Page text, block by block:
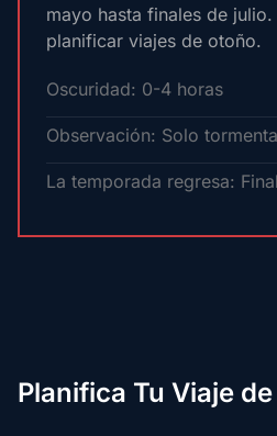
mayo hasta finales de
planificar viajes de otoño.
Oscuridad: 0-4 horas
Observación: Solo
La temporada regresa:
Planifica Tu Viaje